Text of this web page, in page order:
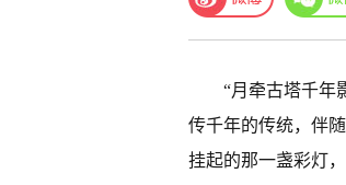
“月牵古塔千年
传千年的传统，伴
挂起的那一盏彩灯